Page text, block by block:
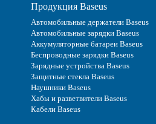
Продукция Baseus
Автомобильные держатели Baseus
Автомобильные зарядки Baseus
Аккумуляторные батареи Baseus
Беспроводные зарядки Baseus
Зарядные устройства Baseus
Защитные стекла Baseus
Наушники Baseus
Хабы и разветвители Baseus
Кабели Baseus